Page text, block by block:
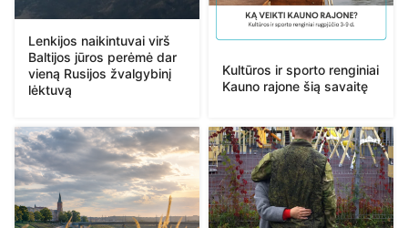
Lenkijos naikintuvai virš
Baltijos jūros perėmė dar
vieną Rusijos žvalgybinį
lėktuvą
Kultūros ir sporto renginiai
Kauno rajone šią savaitę